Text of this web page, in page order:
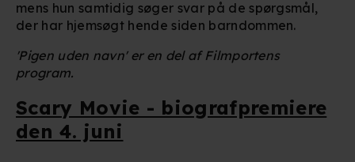
mens hun samtidig søger svar på de spørgsmål,
der har hjemsøgt hende siden barndommen.
'Pigen uden navn' er en del af Filmportens
program.
Scary Movie - biografpremiere
den 4. juni